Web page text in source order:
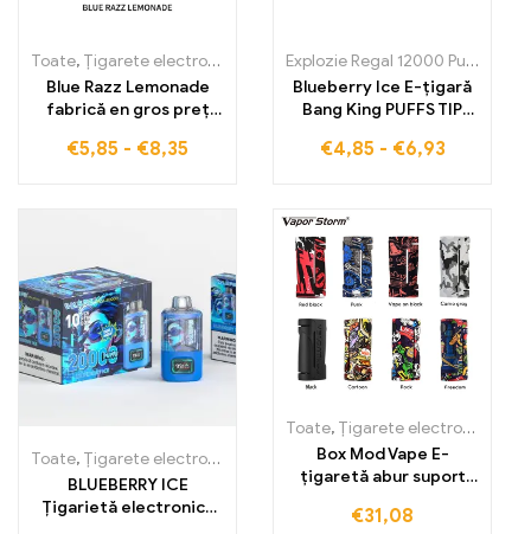
Toate, Țigarete electronice de unică folosință ,Țigarete
Blue Razz Lemonade
fabrică en gros preț
LS15000
€5,85 - €8,35
Explozie Regal 12000 Pufuri
Blueberry Ice E-țigară
Bang King PUFFS TIP
momente de
€4,85 - €6,93
Toate, Țigarete electronice de unică folosință ,Țigarete
BLUEBERRY ICE
Țigarietă electronică
Toate, Țigarete electronice de unică folosință
Box Mod Vape E-
țigaretă abur suport
€31,08